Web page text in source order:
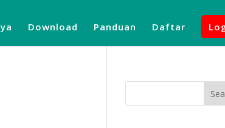
Download Panduan Daftar